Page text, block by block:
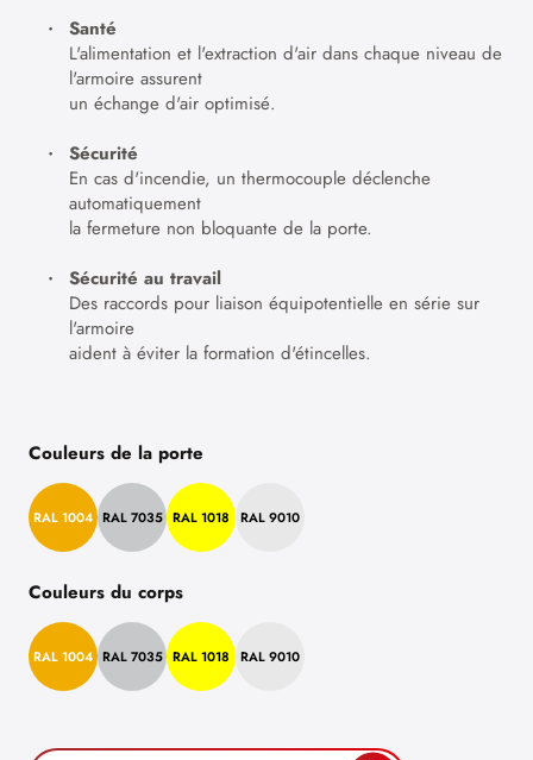
Santé
L'alimentation et l'extraction d'air dans chaque niveau de
l'armoire assurent
un échange d'air optimisé.
Sécurité
En cas d'incendie, un thermocouple déclenche
automatiquement
la fermeture non bloquante de la porte.
Sécurité au travail
Des raccords pour liaison équipotentielle en série sur
l'armoire
aident à éviter la formation d'étincelles.
Couleurs de la porte
RAL 1004 RAL 7035 RAL 1018 RAL 9010
Couleurs du corps
RAL 1004 RAL 7035 RAL 1018 RAL 9010